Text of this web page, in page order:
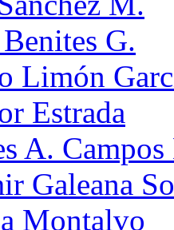
G.
Limón
Estrada
A.
Galeana
Montalvo